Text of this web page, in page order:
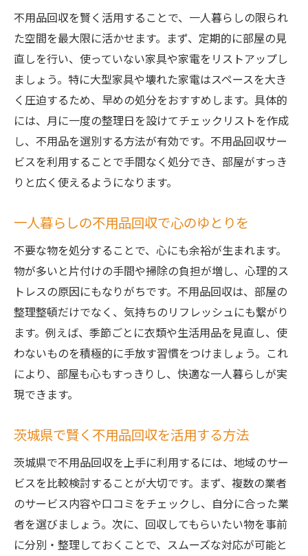
不用品回収を賢く活用することで、一人暮らしの限られ
た空間を最大限に活かせます。まず、定期的に部屋の見
直しを行い、使っていない家具や家電をリストアップし
ましょう。特に大型家具や壊れた家電はスペースを大き
く圧迫するため、早めの処分をおすすめします。具体的
には、月に一度の整理日を設けてチェックリストを作成
し、不用品を選別する方法が有効です。不用品回収サー
ビスを利用することで手間なく処分でき、部屋がすっき
りと広く使えるようになります。
一人暮らしの不用品回収で心のゆとりを
不要な物を処分することで、心にも余裕が生まれます。
物が多いと片付けの手間や掃除の負担が増し、心理的ス
トレスの原因にもなりがちです。不用品回収は、部屋の
整理整頓だけでなく、気持ちのリフレッシュにも繋がり
ます。例えば、季節ごとに衣類や生活用品を見直し、使
わないものを積極的に手放す習慣をつけましょう。これ
により、部屋も心もすっきりし、快適な一人暮らしが実
現できます。
茨城県で賢く不用品回収を活用する方法
茨城県で不用品回収を上手に利用するには、地域のサー
ビスを比較検討することが大切です。まず、複数の業者
のサービス内容や口コミをチェックし、自分に合った業
者を選びましょう。次に、回収してもらいたい物を事前
に分別・整理しておくことで、スムーズな対応が可能と